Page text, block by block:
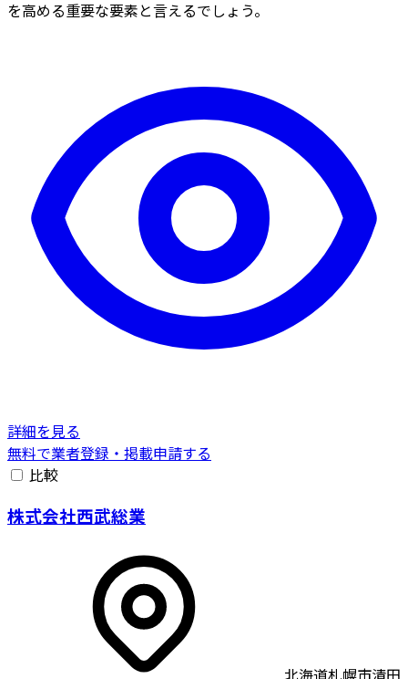
を高める重要な要素と言えるでしょう。
詳細を見る
無料で業者登録・掲載申請する
比較
株式会社西武総業